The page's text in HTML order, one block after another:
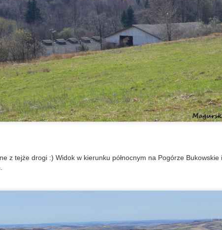
z tejże drogi :) Widok w kierunku północnym na Pogórze
Ścieżkami Zamieszańców: przystanek ósmy - Wólka
Bratkowska
W cieniu polskich domostw, w jednym z przysiółków - dziś niemal
- mieszkali Rusini, wpisując się w wieloetniczny
tego fragmentu Pogórza Dynowskiego.
właśnie te trudne do odnalezienia obecnie ślady dawnych
- niepozorne, zatarte, ale prawdziwe - czynią to miejsce
dla tych, którzy próbują odnaleźć miejsca styku kultur.
obecność może dziś być widoczna jedynie w układzie pól,
Bratkówka - wieś położona zaledwie 10 km od Krosna, na skraju